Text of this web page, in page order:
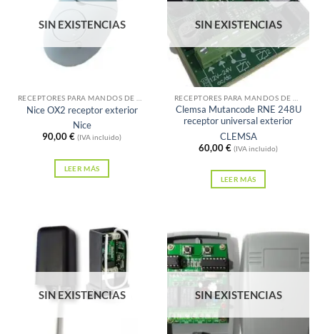
SIN EXISTENCIAS
Nice OX2 receptor exterior
Nice
90,00€ (IVA incluido)
LEER MÁS
SIN EXISTENCIAS
Clemsa Mutancode RNE 248U
receptor universal exterior
CLEMSA
60,00€ (IVA incluido)
LEER MÁS
SIN EXISTENCIAS SIN EXISTENCIAS